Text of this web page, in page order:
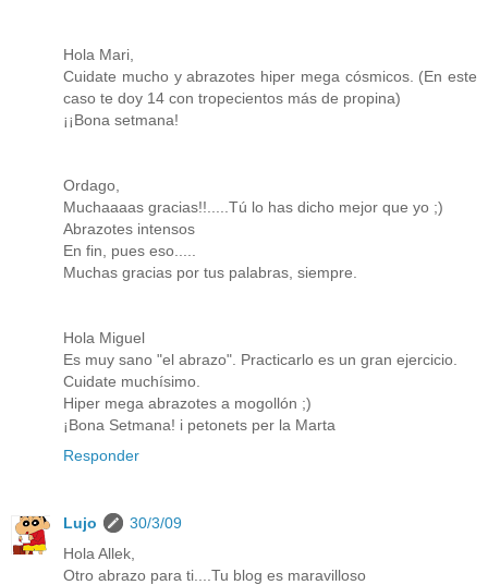
Hola Mari,
Cuidate mucho y abrazotes hiper mega cósmicos. (En este
caso te doy 14 con tropecientos más de propina)
¡¡Bona setmana!
Ordago,
Muchaaaas gracias!!.....Tú lo has dicho mejor que yo ;)
Abrazotes intensos
En fin, pues eso.....
Muchas gracias por tus palabras, siempre.
Hola Miguel
Es muy sano "el abrazo". Practicarlo es un gran ejercicio.
Cuidate muchísimo.
Hiper mega abrazotes a mogollón ;)
¡Bona Setmana! i petonets per la Marta
Responder
Lujo
30/3/09
Hola Allek,
Otro abrazo para ti....Tu blog es maravilloso